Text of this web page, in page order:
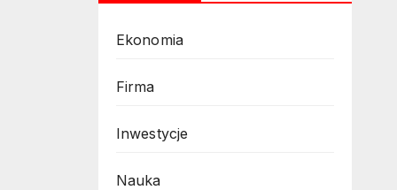
Ekonomia
Firma
Inwestycje
Nauka